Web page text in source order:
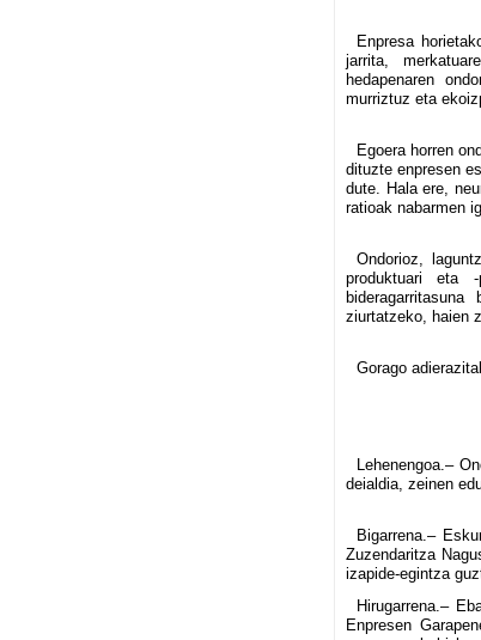
Enpresa
jarrita,
hedapenaren
murriztuz eta
Egoera horren
dituzte enpresen
dute. Hala ere,
ratioak nabarmen
Ondorioz,
produktuari eta -
ziurtatzeko, haien
Gorago
Lehenengoa.–
deialdia, zeinen
Bigarrena.–
Zuzendaritza
izapide-egintza
Hirugarrena.–
Enpresen